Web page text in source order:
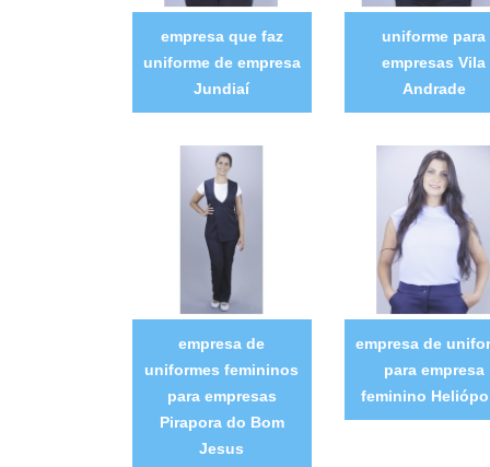
empresa que faz
uniforme de empresa
Jundiaí
uniforme para
empresas Vila
Andrade
empresa de
uniformes femininos
para empresas
Pirapora do Bom
Jesus
empresa de
para empresa
feminino